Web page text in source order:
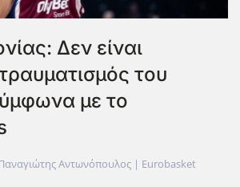
Δεν είναι
του
με το
Αντωνόπουλος | Eurobasket